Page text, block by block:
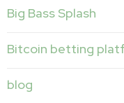
Big Bass Splash
Bitcoin betting
blog